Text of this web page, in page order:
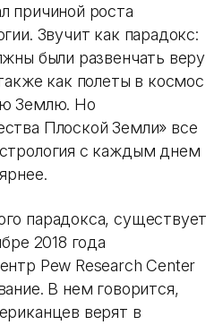
причиной роста
Звучит как парадокс:
были развенчать веру
как полеты в космос
Землю. Но
Плоской Земли» все
с каждым днем
парадокса, существует
2018 года
Pew Research Center
В нем говорится,
верят в